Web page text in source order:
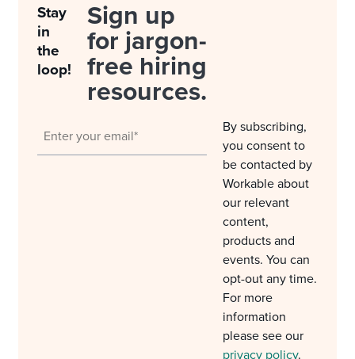
Stay
in
the
loop!
Sign up
for jargon-
free hiring
resources.
By subscribing,
you consent to
be contacted by
Workable about
our relevant
content,
products and
events. You can
opt-out any time.
For more
information
please see our
privacy policy.